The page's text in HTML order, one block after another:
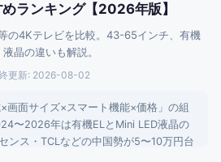
ランキング【2026年版】
の4Kテレビを比較。43-65インチ、有機
液晶の違いも解説。
更新: 2026-08-02
画面サイズ×スマート機能×価格」の組
〜2026年は有機ELとMini LED液晶の
ンス・TCLなどの中国勢が5〜10万円台